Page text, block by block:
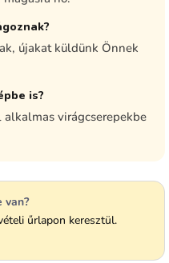
újakat küldünk Önnek
is?
virágcserepekbe
van?
űrlapon keresztül.